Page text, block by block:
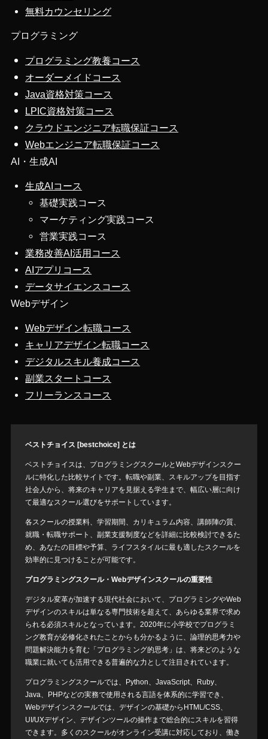
無料カウンセリング
プログラミング
プログラミング教養コース
オーダーメイドコース
Java資格対策コース
LPIC資格対策コース
クラウドエンジニア転職保証コース
Webエンジニア転職保証コース
AI・生成AI
生成AIコース
基礎実践コース
マーケティング実践コース
営業実践コース
業務改善AI活用コース
AIアプリコース
データサイエンスコース
Webデザイン
Webデザイン転職コース
キャリアデザイン転職コース
デジタルスキル養成コース
副業スタートコース
フリーランスコース
ベストチョイス [bestchoice] とは
ベストチョイスは、プログラミングスクールとWebデザインスクー
ルに特化した比較サイトです。転職や副業、スキルアップを目指す
社会人から、将来のキャリアを見据える学生まで、幅広い層に向け
て最適なスクール選びをサポートしています。
各スクールの授業料、学習期間、カリキュラム内容、講師陣の質、
就職・転職サポート、副業支援制度などを詳細に比較検討できるた
め、あなたの目標や予算、ライフスタイルに最も適したスクールを
効率的に見つけることが可能です。
プログラミングスクール・Webデザインスクールの重要性
デジタル変革が加速する現代社会において、プログラミングやWeb
デザインのスキルは単なる専門技術を超えて、あらゆる業界で求め
られる必須スキルとなっています。2020年に小学校でプログラミ
ング教育が必修化されたことからも分かるように、論理的思考力や
問題解決能力を育む「プログラミング的思考」は、将来どのような
職業に就いても活用できる普遍的な力として注目されています。
プログラミングスクールでは、Python、JavaScript、Ruby、
Java、PHPなどの実務で使用される言語を体系的に学習でき、
Webデザインスクールでは、デザインの基礎からHTML/CSS、
UI/UXデザイン、デザインツールの操作まで総合的にスキルを習得
できます。多くのスクールがオンライン受講に対応しており、働き